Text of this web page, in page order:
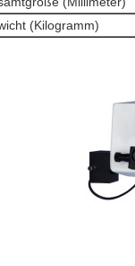
(Kilogramm)